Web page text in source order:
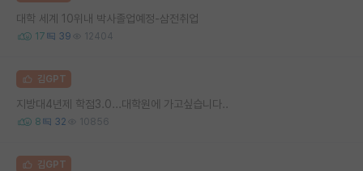
대학 세계 10위내 박사졸업예정-삼전취업
17 39 12404
김GPT
지방대4년제 학점3.0...대학원에 가고싶습니다..
8 32 10856
김GPT